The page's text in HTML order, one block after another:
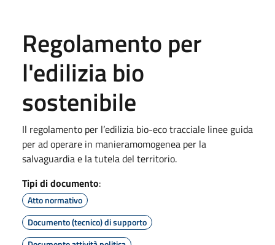
Regolamento per
l'edilizia bio
sostenibile
Il regolamento per l’edilizia bio-eco tracciale linee guida
per ad operare in manieramomogenea per la
salvaguardia e la tutela del territorio.
Tipi di documento:
Atto normativo
Documento (tecnico) di supporto